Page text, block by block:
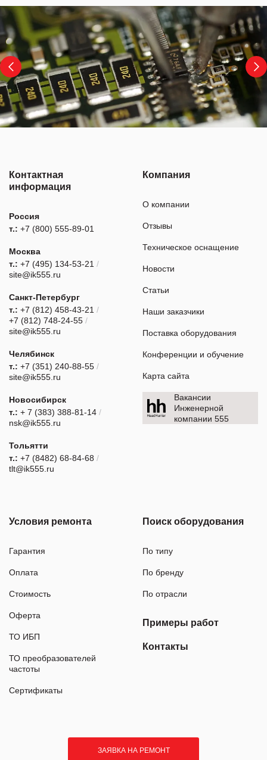
Контактная
информация
Россия
т.: +7 (800) 555-89-01
Москва
т.: +7 (495) 134-53-21 /
site@ik555.ru
Санкт-Петербург
т.: +7 (812) 458-43-21 /
+7 (812) 748-24-55 /
site@ik555.ru
Челябинск
т.: +7 (351) 240-88-55 /
site@ik555.ru
Новосибирск
т.: + 7 (383) 388-81-14 /
nsk@ik555.ru
Тольятти
т.: +7 (8482) 68-84-68 /
tlt@ik555.ru
Компания
О компании
Отзывы
Техническое оснащение
Новости
Статьи
Наши заказчики
Поставка оборудования
Конференции и обучение
Карта сайта
Вакансии
Инженерной
компании 555
Условия ремонта
Гарантия
Оплата
Стоимость
Оферта
ТО ИБП
ТО преобразователей
частоты
Сертификаты
Поиск оборудования
По типу
По бренду
По отрасли
Примеры работ
Контакты
ЗАЯВКА НА РЕМОНТ